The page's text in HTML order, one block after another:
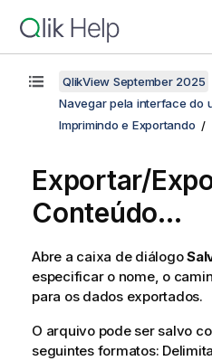
QlikView September 2025
Navegar pela interface do
Imprimindo e Exportando
Exportar/
Conteúdo...
Abre a caixa de diálogo
especificar o nome, o
para os dados exportados.
O arquivo pode ser salvo
seguintes formatos: